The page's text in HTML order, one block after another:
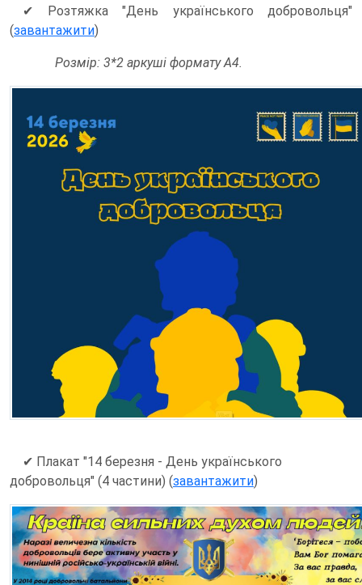
✔ Розтяжка "День українського добровольця"
(завантажити)
Розмір: 3*2 аркуші формату А4.
✔ Плакат "14 березня - День українського
добровольця" (4 частини) (завантажити)